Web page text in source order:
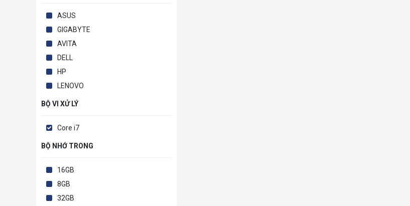
ASUS
GIGABYTE
AVITA
DELL
HP
LENOVO
BỘ VI XỬ LÝ
Core i7
BỘ NHỚ TRONG
16GB
8GB
32GB